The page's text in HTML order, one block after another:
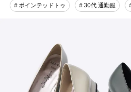
# ポインテッドトゥ # 30代 通勤服